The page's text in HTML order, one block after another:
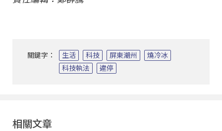
關鍵字： 生活 科技 屏東潮州
燒冷冰
科技執法
違停
相關文章